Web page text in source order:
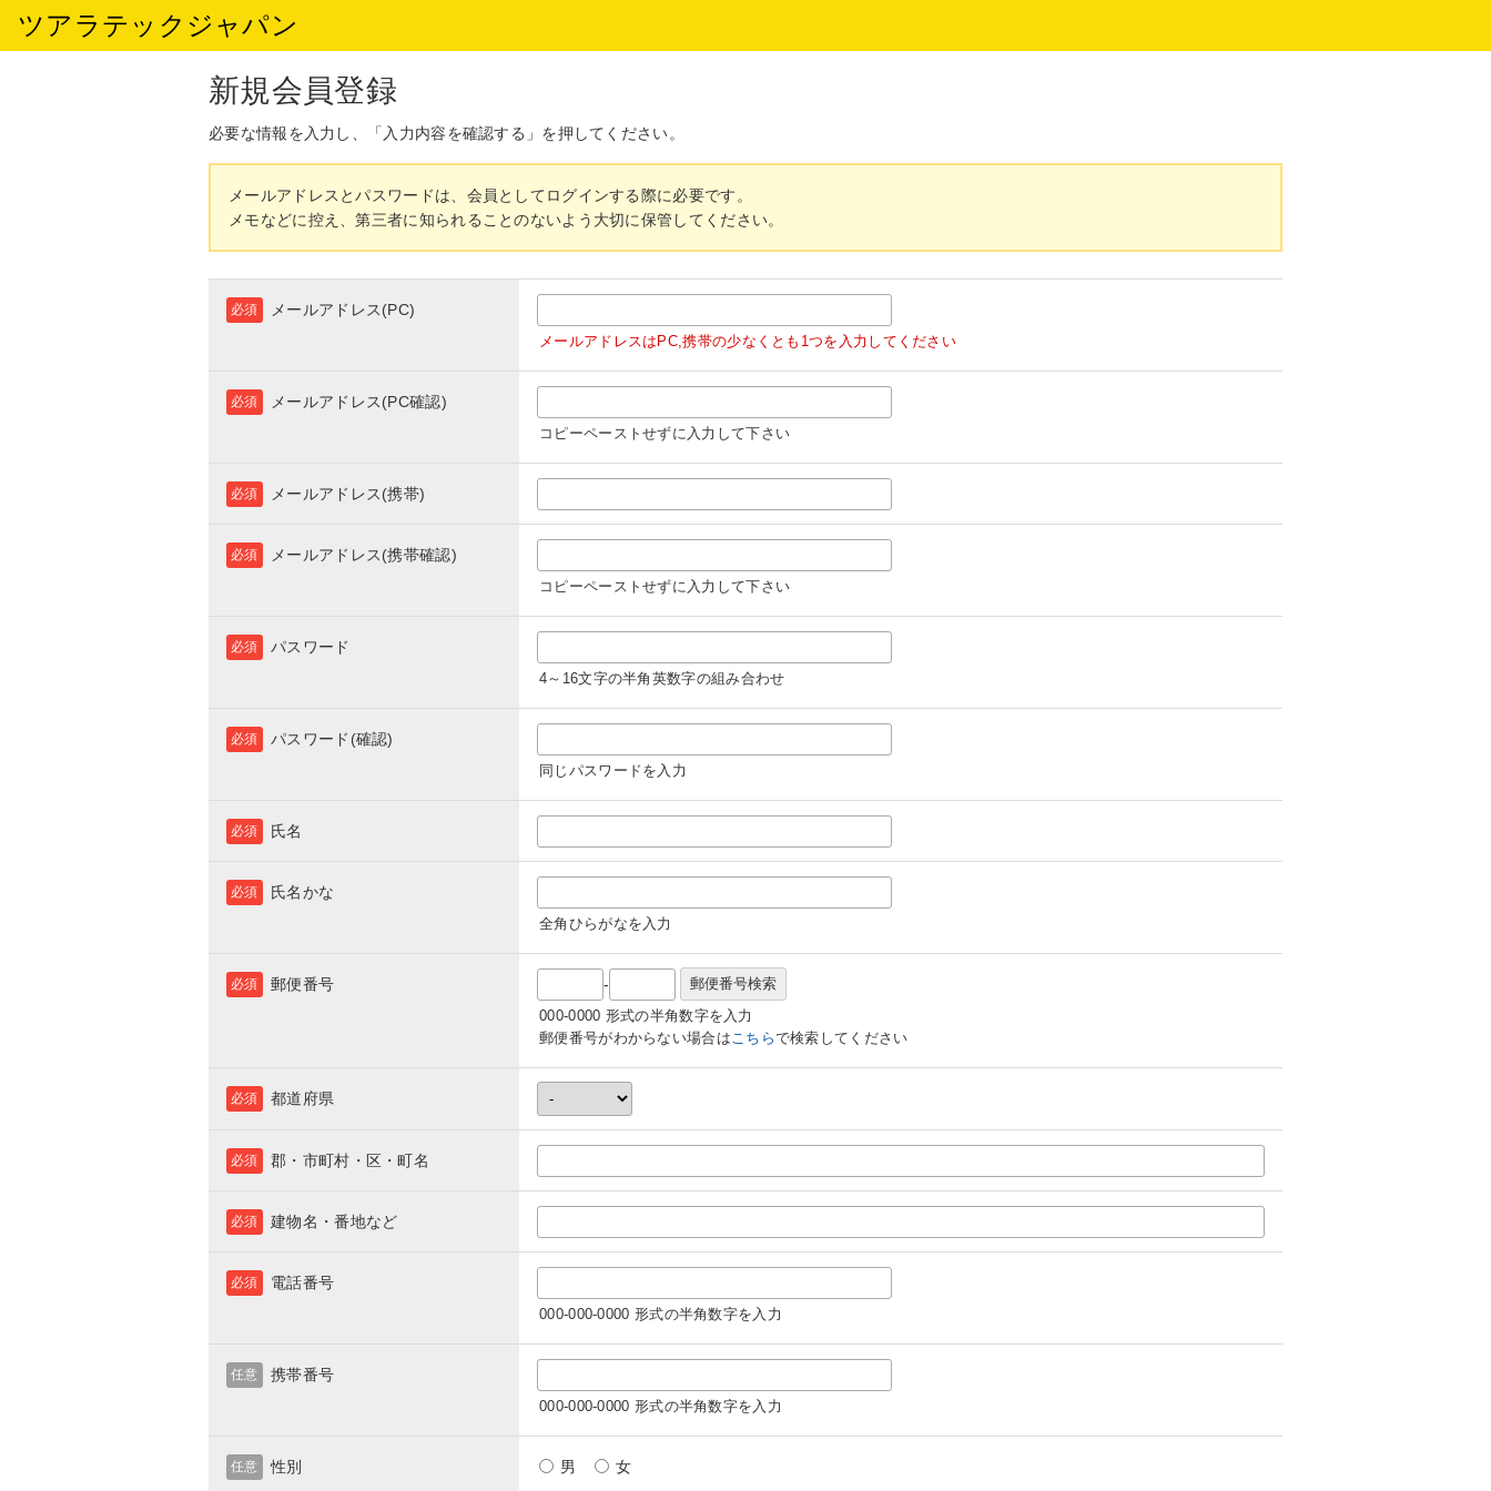
ツアラテックジャパン
新規会員登録
必要な情報を入力し、「入力内容を確認する」を押してください。
メールアドレスとパスワードは、会員としてログインする際に必要です。
メモなどに控え、第三者に知られることのないよう大切に保管してください。
メールアドレス(PC)
必須
メールアドレスはPC,携帯の少なくとも1つを入力してください
メールアドレス(PC確認)
必須
コピーペーストせずに入力して下さい
メールアドレス(携帯)
必須
メールアドレス(携帯確認)
必須
コピーペーストせずに入力して下さい
パスワード
必須
4～16文字の半角英数字の組み合わせ
パスワード(確認)
必須
同じパスワードを入力
氏名
必須
氏名かな
必須
全角ひらがなを入力
郵便番号
必須 -
000-0000 形式の半角数字を入力
郵便番号がわからない場合はこちらで検索してください
都道府県
必須
郡・市町村・区・町名
必須
建物名・番地など
必須
電話番号
必須
000-000-0000 形式の半角数字を入力
携帯番号
任意
000-000-0000 形式の半角数字を入力
性別
任意 男 女